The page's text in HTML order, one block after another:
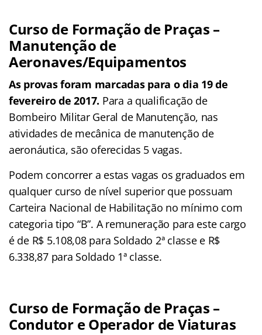
Curso de Formação de Praças –
Manutenção de
Aeronaves/Equipamentos
As provas foram marcadas para o dia 19 de
fevereiro de 2017. Para a qualificação de
Bombeiro Militar Geral de Manutenção, nas
atividades de mecânica de manutenção de
aeronáutica, são oferecidas 5 vagas.
Podem concorrer a estas vagas os graduados em
qualquer curso de nível superior que possuam
Carteira Nacional de Habilitação no mínimo com
categoria tipo “B”. A remuneração para este cargo
é de R$ 5.108,08 para Soldado 2ª classe e R$
6.338,87 para Soldado 1ª classe.
Curso de Formação de Praças –
Condutor e Operador de Viaturas